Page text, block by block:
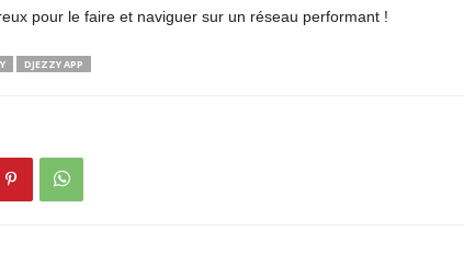
pour le faire et naviguer sur un réseau performant !
DJEZZY APP